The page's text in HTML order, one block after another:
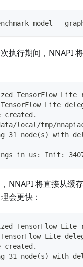
--
执行期间，NNAPI
TensorFlow Lite
TensorFlow Lite
created.
local/tmp/
31 node(s) with
in us: Init:
NNAPI 将直接从缓
会更快：
TensorFlow Lite
TensorFlow Lite
created.
31 node(s) with